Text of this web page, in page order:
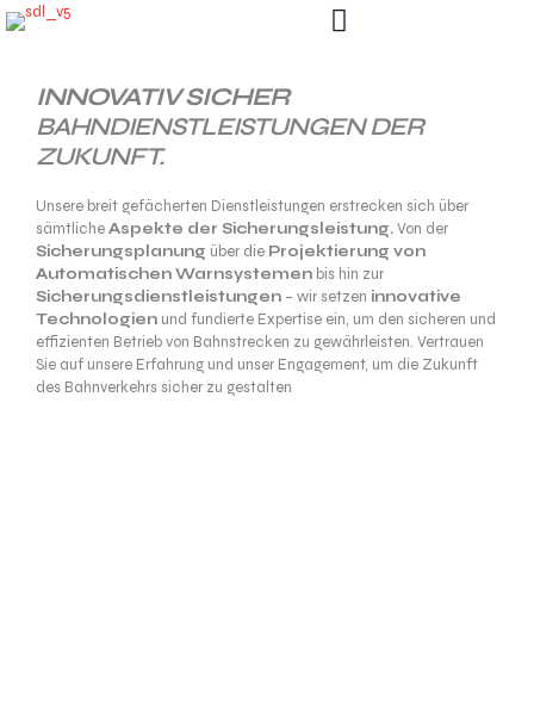
INNOVATIV SICHER
BAHNDIENSTLEISTUNGEN DER
ZUKUNFT.
Unsere breit gefächerten Dienstleistungen erstrecken sich über
sämtlicheAspekte der Sicherungsleistung.Von der
Sicherungsplanung über die Projektierung von
Automatischen Warnsystemen bis hin zur
Sicherungsdienstleistungen – wir setzen innovative
Technologien und fundierte Expertise ein, um den sicheren und
effizienten Betrieb von Bahnstrecken zu gewährleisten. Vertrauen
Sie auf unsere Erfahrung und unser Engagement, um die Zukunft
des Bahnverkehrs sicher zu gestalten